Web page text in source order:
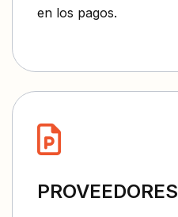
en los pagos.
PROVEEDORES